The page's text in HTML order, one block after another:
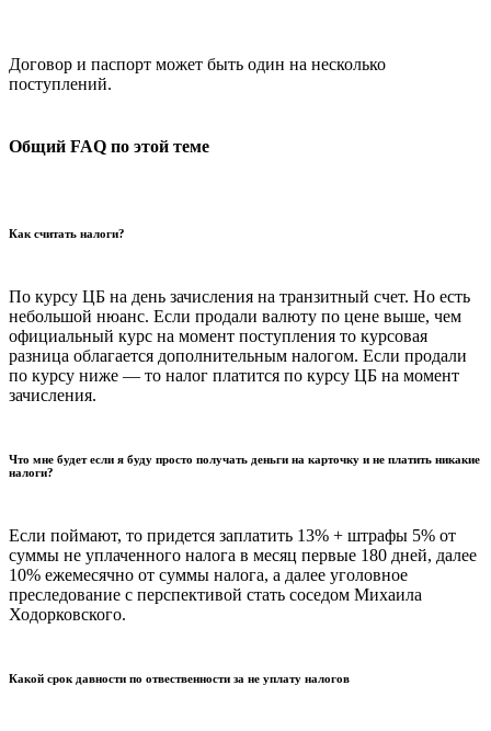
Договор и паспорт может быть один на несколько
поступлений.
Общий FAQ по этой теме
Как считать налоги?
По курсу ЦБ на день зачисления на транзитный счет. Но есть
небольшой нюанс. Если продали валюту по цене выше, чем
официальный курс на момент поступления то курсовая
разница облагается дополнительным налогом. Если продали
по курсу ниже — то налог платится по курсу ЦБ на момент
зачисления.
Что мне будет если я буду просто получать деньги на карточку и не платить никакие
налоги?
Если поймают, то придется заплатить 13% + штрафы 5% от
суммы не уплаченного налога в месяц первые 180 дней, далее
10% ежемесячно от суммы налога, а далее уголовное
преследование с перспективой стать соседом Михаила
Ходорковского.
Какой срок давности по отвественности за не уплату налогов